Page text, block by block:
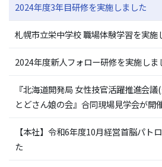
2024年度3年目研修を実施しました
札幌市立栄中学校 職場体験学習を実施
2024年度新人フォロー研修を実施しま
『北海道開発局 女性技官活躍推進会
とどさん娘の会』合同現場見学会が開
【本社】令和6年度10月経営首脳パト
た